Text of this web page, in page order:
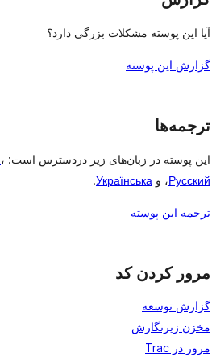
آیا این پوسته مشکلات بزرگی دارد؟
گزارش این پوسته
ترجمه‌ها
این پوسته در زبان‌های زیر دردسترس است: ،
Русский، و Українська
.
ترجمه این پوسته
مرور کردن کد
گزارش توسعه
مخزن زیرنگارش
مرور در Trac